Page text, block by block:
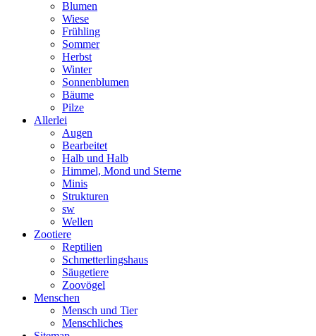
Blumen
Wiese
Frühling
Sommer
Herbst
Winter
Sonnenblumen
Bäume
Pilze
Allerlei
Augen
Bearbeitet
Halb und Halb
Himmel, Mond und Sterne
Minis
Strukturen
sw
Wellen
Zootiere
Reptilien
Schmetterlingshaus
Säugetiere
Zoovögel
Menschen
Mensch und Tier
Menschliches